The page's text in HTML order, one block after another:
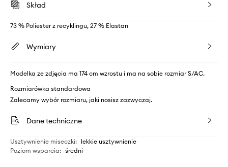
Skład
73 % Poliester z recyklingu, 27 % Elastan
Wymiary
Modelka ze zdjęcia ma 174 cm wzrostu i ma na sobie rozmiar S/AC.
Rozmiarówka standardowa
Zalecamy wybór rozmiaru, jaki nosisz zazwyczaj.
Dane techniczne
Usztywnienie miseczki: lekkie usztywnienie
Poziom wsparcia: średni